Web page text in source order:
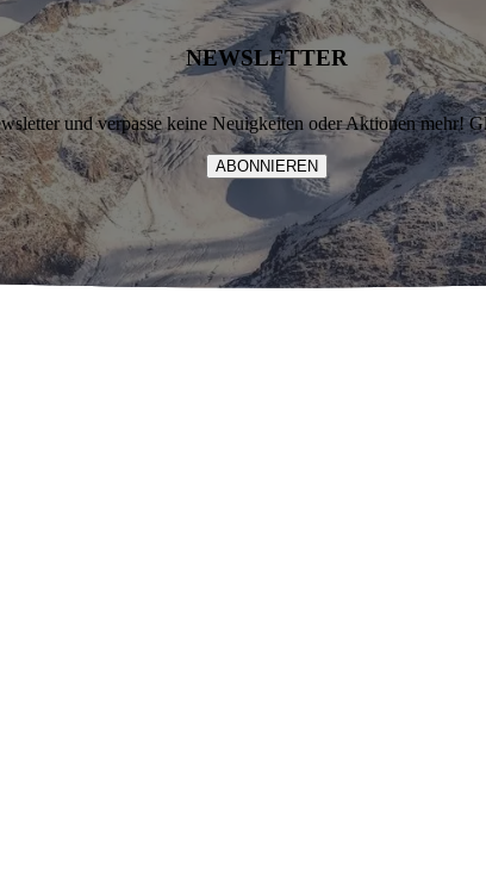
NEWSLETTER
und verpasse keine Neuigkeiten oder Aktionen mehr!
ABONNIEREN